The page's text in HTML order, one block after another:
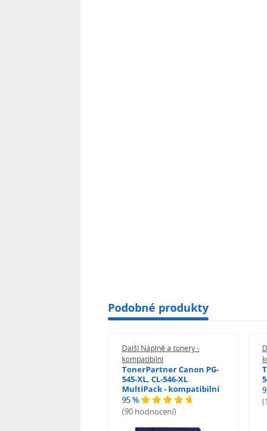
Podobné produkty
Další Náplně a tonery -
kompatibilní
TonerPartner Canon PG-
545-XL, CL-546-XL
MultiPack - kompatibilní
95 %
(90 hodnocení)